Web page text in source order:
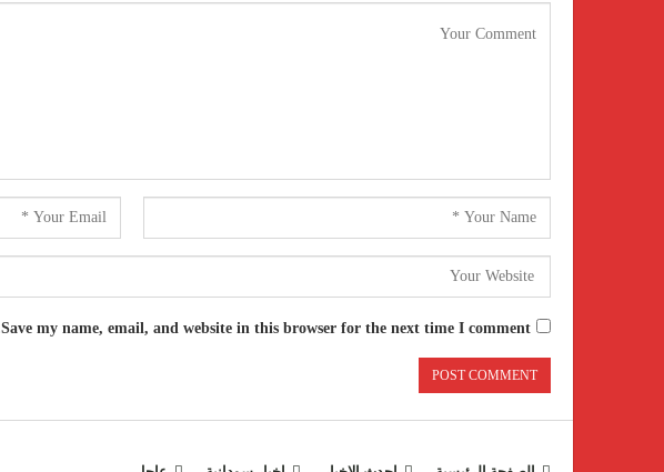
Save my name, email, and website in this browser for the next time I comment.